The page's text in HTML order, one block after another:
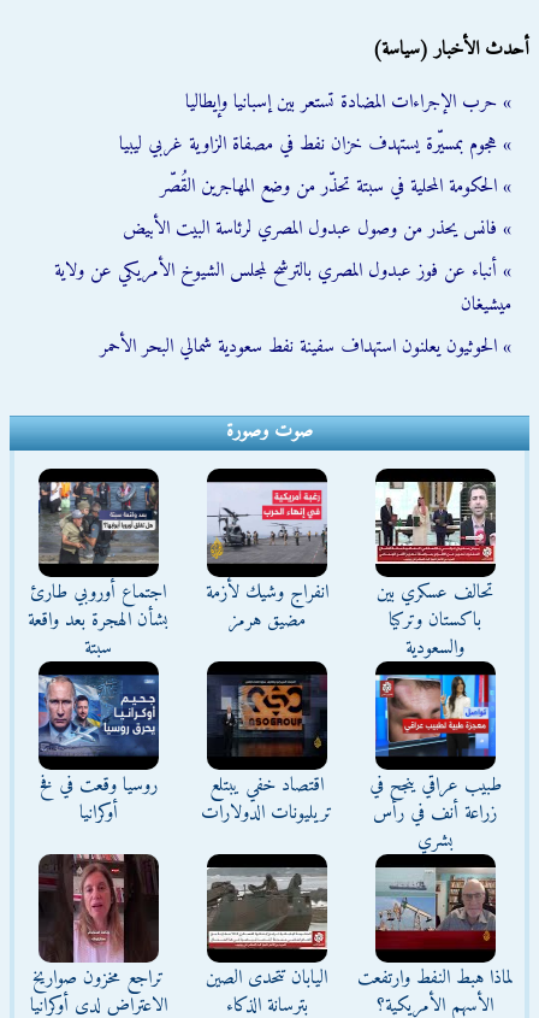
أحدث الأخبار (سياسة)
» حرب الإجراءات المضادة تستعر بين إسبانيا وإيطاليا
» هجوم بمسيّرة يستهدف خزان نفط في مصفاة الزاوية غربي ليبيا
» الحكومة المحلية في سبتة تحذّر من وضع المهاجرين القُصّر
» فانس يحذر من وصول عبدول المصري لرئاسة البيت الأبيض
» أنباء عن فوز عبدول المصري بالترشح لمجلس الشيوخ الأمريكي عن ولاية
ميشيغان
» الحوثيون يعلنون استهداف سفينة نفط سعودية شمالي البحر الأحمر
صوت وصورة
تحالف عسكري بين
باكستان وتركيا
والسعودية
انفراج وشيك لأزمة
مضيق هرمز
اجتماع أوروبي طارئ
بشأن الهجرة بعد واقعة
سبتة
طبيب عراقي ينجح في
زراعة أنف في رأس
بشري
اقتصاد خفي يبتلع
تريليونات الدولارات
روسيا وقعت في فخ
أوكرانيا
لماذا هبط النفط وارتفعت
الأسهم الأمريكية؟
اليابان تتحدى الصين
بترسانة الذكاء
تراجع مخزون صواريخ
الاعتراض لدى أوكرانيا